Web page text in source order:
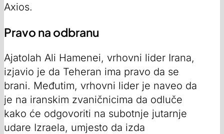
Axios.
Pravo na odbranu
Ajatolah Ali Hamenei, vrhovni lider Irana,
izjavio je da Teheran ima pravo da se
brani. Međutim, vrhovni lider je naveo da
je na iranskim zvaničnicima da odluče
kako će odgovoriti na subotnje jutarnje
udare Izraela, umjesto da izda